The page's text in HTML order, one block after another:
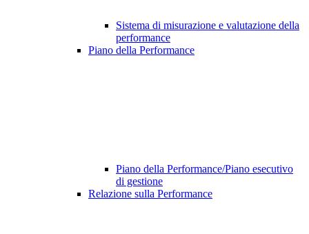
Sistema di misurazione e valutazione della
performance
Piano della Performance
Piano della Performance/Piano esecutivo
di gestione
Relazione sulla Performance